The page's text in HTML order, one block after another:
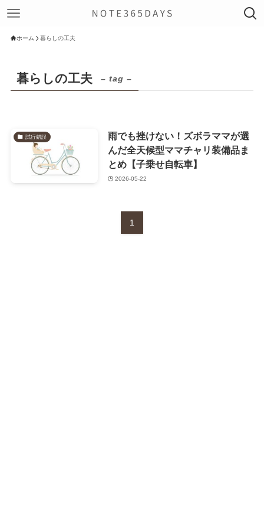
ホーム 暮らしの工夫
暮らしの工夫 – tag –
試行錯誤
雨でも挫けない！ズボラママが選
んだ全天候型ママチャリ装備品ま
とめ【子乗せ自転車】
2026-05-22
1